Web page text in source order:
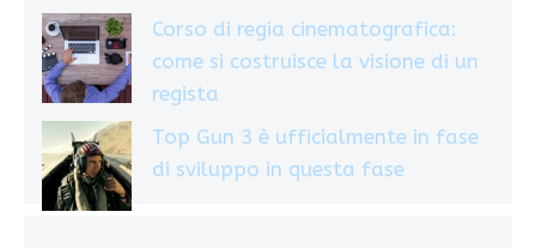
Corso di regia cinematografica:
come si costruisce la visione di un
regista
Top Gun 3 è ufficialmente in fase
di sviluppo in questa fase